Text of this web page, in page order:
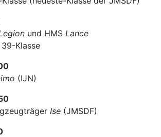
und HMS Lance
Klasse
(IJN)
Ise (JMSDF)